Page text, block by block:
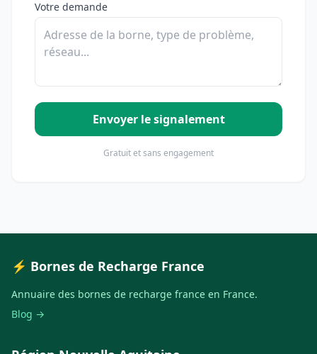
Votre demande
Envoyer le signalement
Gratuit et sans engagement
⚡ Bornes de Recharge France
Annuaire des bornes de recharge france en France.
Blog →